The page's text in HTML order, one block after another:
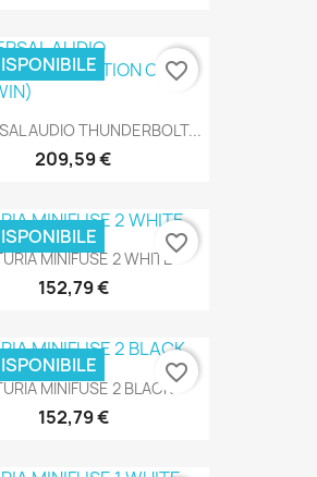
SOLO ONLINE
AUDIO THUNDERBOLT...
209,59 €
SOLO ONLINE
favorite_border
MINIFUSE 2 WHITE
152,79 €
favorite_border
MINIFUSE 2 BLACK
152,79 €
favorite_border